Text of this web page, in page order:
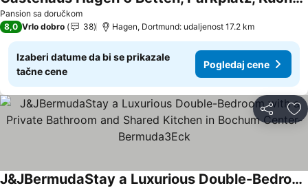
Pansion sa doručkom
8,0 Vrlo dobro 38 Hagen, Dortmund: udaljenost 17.2 km
Izaberi datume da bi se prikazale
tačne cene
Pogledaj cene
Deli
J&JBermudaStay a Luxurious Double-Bedroom with a Private Bathroom and Shared Kitchen in Bochum Center-Bermuda3Eck